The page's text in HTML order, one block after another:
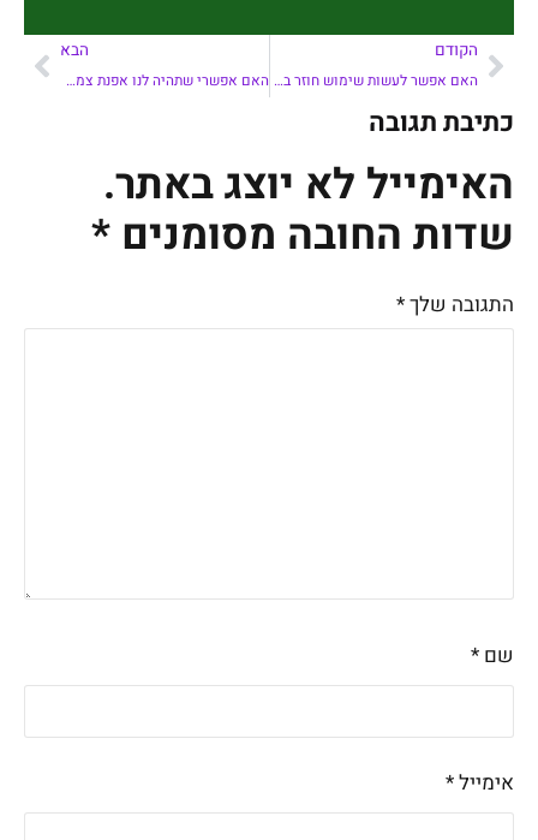
הקודם
האם אפשר לעשות שימוש חוזר באדמת עציצים?
הבא
האם אפשרי שתהיה לנו אפנת צמחים?
כתיבת תגובה
האימייל לא יוצג באתר.
שדות החובה מסומנים *
התגובה שלך*
שם *
אימייל*